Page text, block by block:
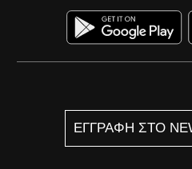
ΕΓΓΡΑΦΗ ΣΤΟ